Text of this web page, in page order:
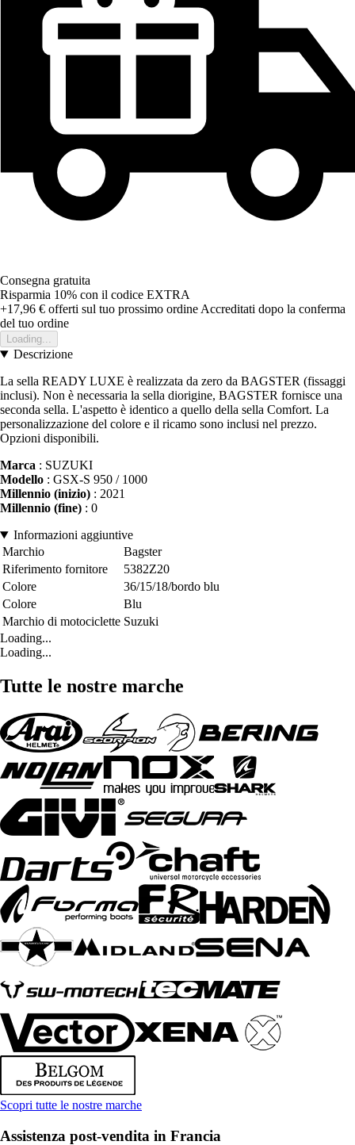
Consegna gratuita
Risparmia 10% con il codice EXTRA
+17,96 € offerti sul tuo prossimo ordine Accreditati dopo la conferma
del tuo ordine
Loading...
Descrizione
La sella READY LUXE è realizzata da zero da BAGSTER (fissaggi
inclusi). Non è necessaria la sella diorigine, BAGSTER fornisce una
seconda sella. L'aspetto è identico a quello della sella Comfort. La
personalizzazione del colore e il ricamo sono inclusi nel prezzo.
Opzioni disponibili.
Marca : SUZUKI
Modello : GSX-S 950 / 1000
Millennio (inizio) : 2021
Millennio (fine) : 0
Informazioni aggiuntive
Marchio
Bagster
Riferimento fornitore
5382Z20
Colore
36/15/18/bordo blu
Colore
Blu
Marchio di motociclette Suzuki
Loading...
Loading...
Tutte le nostre marche
Scopri tutte le nostre marche
Assistenza post-vendita in Francia